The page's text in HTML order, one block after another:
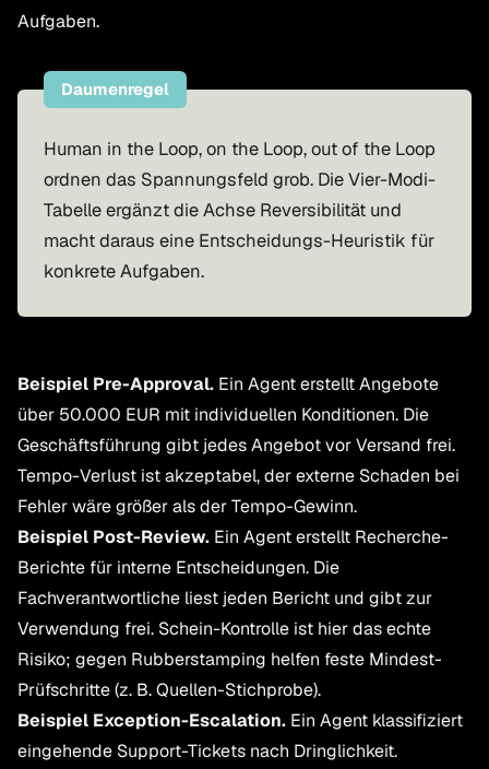
Aufgaben.
Daumenregel
Human in the Loop, on the Loop, out of the Loop
ordnen das Spannungsfeld grob. Die Vier-Modi-
Tabelle ergänzt die Achse Reversibilität und
macht daraus eine Entscheidungs-Heuristik für
konkrete Aufgaben.
Beispiel Pre-Approval. Ein Agent erstellt Angebote
über 50.000 EUR mit individuellen Konditionen. Die
Geschäftsführung gibt jedes Angebot vor Versand frei.
Tempo-Verlust ist akzeptabel, der externe Schaden bei
Fehler wäre größer als der Tempo-Gewinn.
Beispiel Post-Review. Ein Agent erstellt Recherche-
Berichte für interne Entscheidungen. Die
Fachverantwortliche liest jeden Bericht und gibt zur
Verwendung frei. Schein-Kontrolle ist hier das echte
Risiko; gegen Rubberstamping helfen feste Mindest-
Prüfschritte (z. B. Quellen-Stichprobe).
Beispiel Exception-Escalation. Ein Agent klassifiziert
eingehende Support-Tickets nach Dringlichkeit.